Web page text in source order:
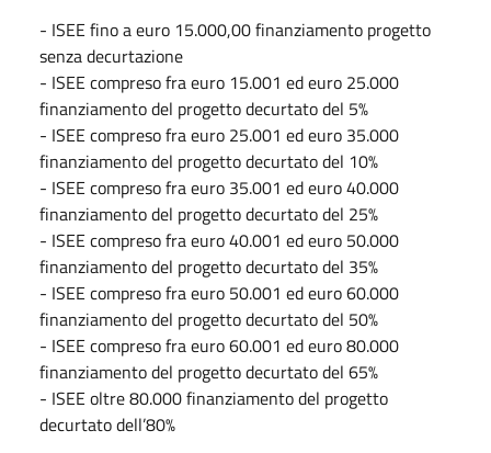
- ISEE fino a euro 15.000,00 finanziamento progetto
senza decurtazione
- ISEE compreso fra euro 15.001 ed euro 25.000
finanziamento del progetto decurtato del 5%
- ISEE compreso fra euro 25.001 ed euro 35.000
finanziamento del progetto decurtato del 10%
- ISEE compreso fra euro 35.001 ed euro 40.000
finanziamento del progetto decurtato del 25%
- ISEE compreso fra euro 40.001 ed euro 50.000
finanziamento del progetto decurtato del 35%
- ISEE compreso fra euro 50.001 ed euro 60.000
finanziamento del progetto decurtato del 50%
- ISEE compreso fra euro 60.001 ed euro 80.000
finanziamento del progetto decurtato del 65%
- ISEE oltre 80.000 finanziamento del progetto
decurtato dell’80%